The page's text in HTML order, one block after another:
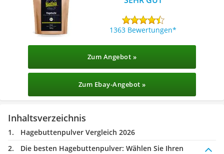
1363 Bewertungen
Zum Angebot »
Zum Ebay-Angebot »
Inhaltsverzeichnis
Hagebuttenpulver Vergleich 2026
Die besten Hagebuttenpulver: Wählen Sie Ihren